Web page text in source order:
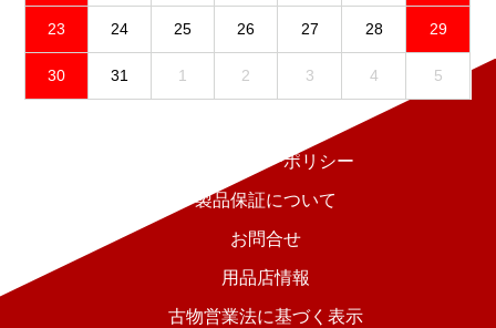
23 24 25 26 27 28 29
30 31 1 2 3 4 5
プライバシーポリシー
製品保証について
お問合せ
用品店情報
古物営業法に基づく表示